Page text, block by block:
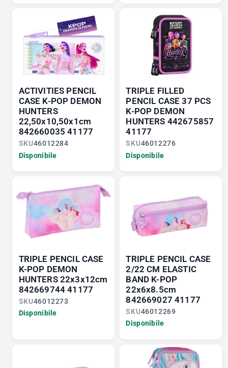
ACTIVITIES PENCIL
CASE K-POP DEMON
HUNTERS
22,50x10,50x1cm
842660035 41177
SKU46012284
Disponibile
TRIPLE FILLED
PENCIL CASE 37 PCS
K-POP DEMON
HUNTERS 442675857
41177
SKU46012276
Disponibile
TRIPLE PENCIL CASE
K-POP DEMON
HUNTERS 22x3x12cm
842669744 41177
SKU46012273
Disponibile
TRIPLE PENCIL CASE
2/22 CM ELASTIC
BAND K-POP
22x6x8.5cm
842669027 41177
SKU46012269
Disponibile